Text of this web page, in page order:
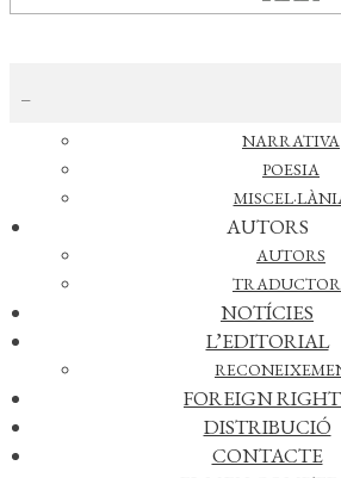
NARRATIVA
POESIA
AUTORS
AUTORS
NOTÍCIES
L’EDITORIAL
FOREIGN
DISTRIBUCIÓ
CONTACTE
No s'han trobat esdeveniments
Veure
INSTAGRAM